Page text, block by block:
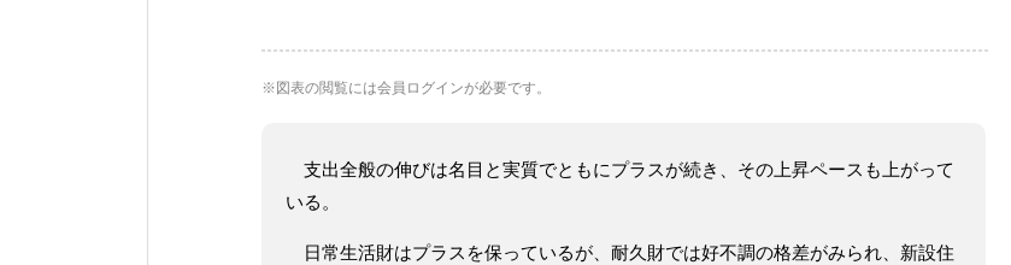
※図表の閲覧には会員ログインが必要です。
支出全般の伸びは名目と実質でともにプラスが続き、その上昇ペースも上がって
いる。
日常生活財はプラスを保っているが、耐久財では好不調の格差がみられ、新設住